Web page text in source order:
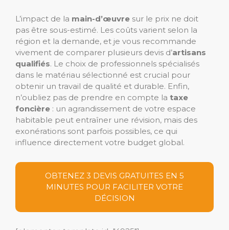
L’impact de la main-d’œuvre sur le prix ne doit
pas être sous-estimé. Les coûts varient selon la
région et la demande, et je vous recommande
vivement de comparer plusieurs devis d’artisans
qualifiés. Le choix de professionnels spécialisés
dans le matériau sélectionné est crucial pour
obtenir un travail de qualité et durable. Enfin,
n’oubliez pas de prendre en compte la taxe
foncière : un agrandissement de votre espace
habitable peut entraîner une révision, mais des
exonérations sont parfois possibles, ce qui
influence directement votre budget global.
OBTENEZ 3 DEVIS GRATUITES EN 5
MINUTES POUR FACILITER VOTRE
DÉCISION